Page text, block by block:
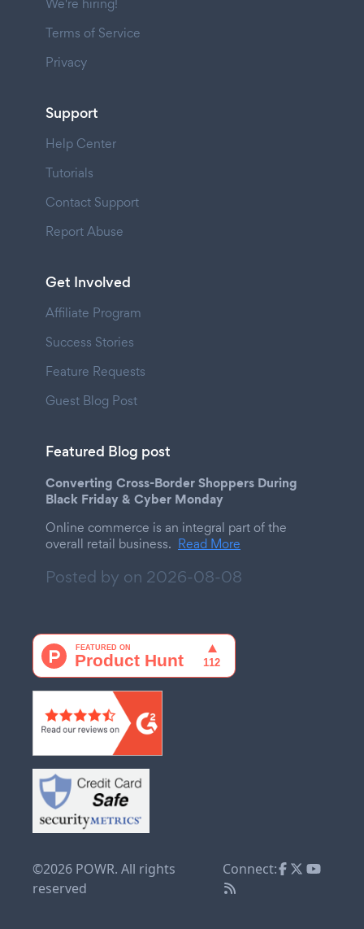
We're hiring!
Terms of Service
Privacy
Support
Help Center
Tutorials
Contact Support
Report Abuse
Get Involved
Affiliate Program
Success Stories
Feature Requests
Guest Blog Post
Featured Blog post
Converting Cross-Border Shoppers During
Black Friday & Cyber Monday
Online commerce is an integral part of the
overall retail business. Read More
Posted by on 2026-08-08
©2026 POWR. All rights
reserved
Connect: